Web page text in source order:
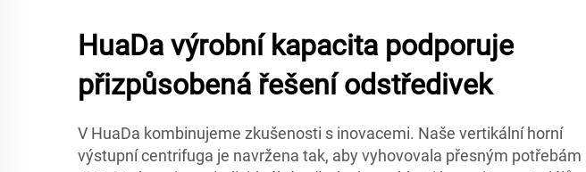
HuaDa výrobní kapacita podporuje
přizpůsobená řešení odstředivek
V HuaDa kombinujeme zkušenosti s inovacemi. Naše vertikální horní
výstupní centrifuga je navržena tak, aby vyhovovala přesným potřebám